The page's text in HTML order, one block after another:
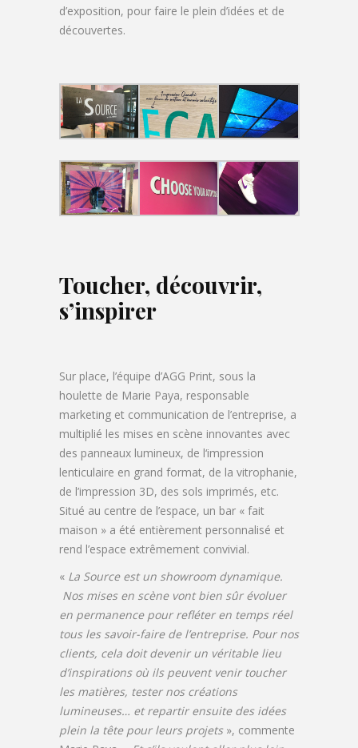
d’exposition, pour faire le plein d’idées et de
découvertes.
Toucher, découvrir,
s’inspirer
Sur place, l’équipe d’AGG Print, sous la
houlette de Marie Paya, responsable
marketing et communication de l’entreprise, a
multiplié les mises en scène innovantes avec
des panneaux lumineux, de l‘impression
lenticulaire en grand format, de la vitrophanie,
de l’impression 3D, des sols imprimés, etc.
Situé au centre de l’espace, un bar « fait
maison » a été entièrement personnalisé et
rend l’espace extrêmement convivial.
« La Source est un showroom dynamique.
Nos mises en scène vont bien sûr évoluer
en permanence pour refléter en temps réel
tous les savoir-faire de l’entreprise. Pour nos
clients, cela doit devenir un véritable lieu
d’inspirations où ils peuvent venir toucher
les matières, tester nos créations
lumineuses… et repartir ensuite des idées
plein la tête pour leurs projets», commente